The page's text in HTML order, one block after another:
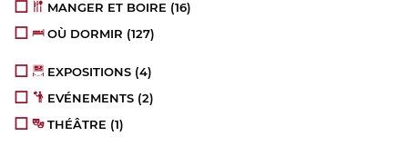
MANGER ET BOIRE (16)
OÙ DORMIR (127)
EXPOSITIONS (4)
EVÉNEMENTS (2)
THÉÂTRE (1)